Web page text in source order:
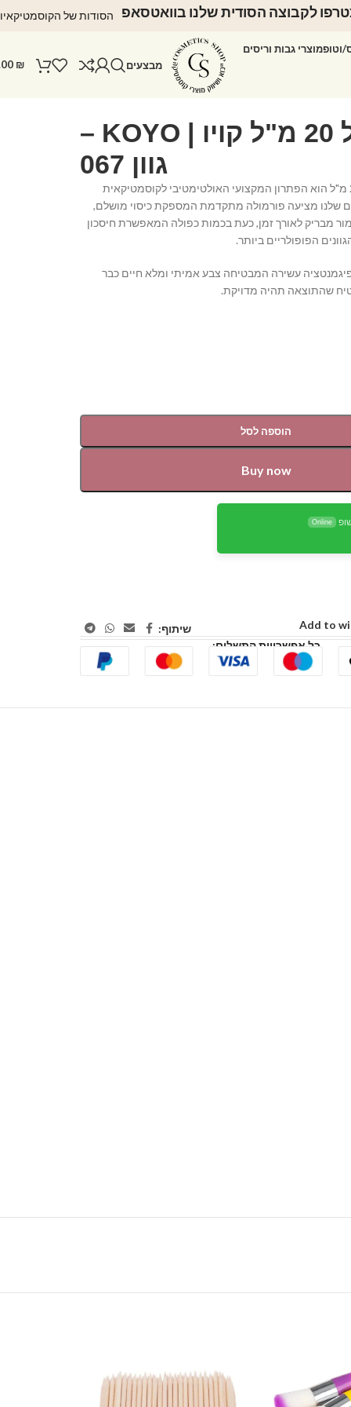
לקבוצה הסודית שלנו בוואטסאפ הסודות של
וטופמוצרי גבות וריסים
מבצעים ₪
לק ג'ל 20 מ"ל קויו | KOYO –
גוון 067
לק ג'ל KOYO בנפח 20 מ"ל הוא הפתרון המקצועי האולטימטיבי לקוסמטיקאית
שלנו מציעה פורמולה מתקדמת המספקת כיסוי מושלם,
מבריק לאורך זמן, כעת בכמות כפולה המאפשרת חיסכון
הפופולריים ביותר.
עשירה המבטיחה צבע אמיתי ומלא חיים כבר
שהתוצאה תהיה מדויקת.
הוספה לסל
Buy now
Online
Add to
שיתוף:
כל אפשרויות התשלום: